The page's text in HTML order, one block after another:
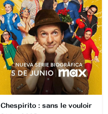
Chespirito : sans le vouloir